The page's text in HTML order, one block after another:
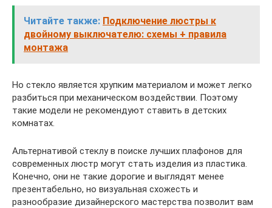
Читайте также: Подключение люстры к
двойному выключателю: схемы + правила
монтажа
Но стекло является хрупким материалом и может легко
разбиться при механическом воздействии. Поэтому
такие модели не рекомендуют ставить в детских
комнатах.
Альтернативой стеклу в поиске лучших плафонов для
современных люстр могут стать изделия из пластика.
Конечно, они не такие дорогие и выглядят менее
презентабельно, но визуальная схожесть и
разнообразие дизайнерского мастерства позволит вам